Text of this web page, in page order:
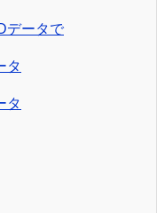
データで
タ
タ